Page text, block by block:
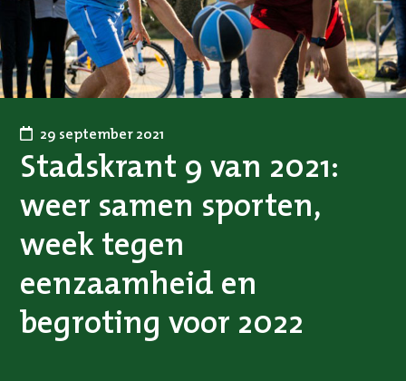
Stadskrant 9 van 2021:
weer samen sporten,
week tegen
eenzaamheid en
begroting voor 2022
29 september 2021